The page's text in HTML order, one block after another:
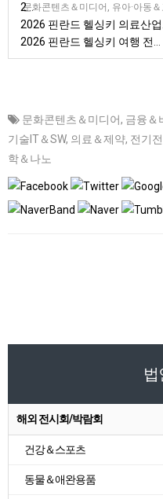
문화콘텐츠＆미디어, 유아·아
2026 핀란드 헬싱키 교육 전시회 [EDUCA]
2026 핀란드 헬싱키 의료산업 전시회 [Doctor]
2026 핀란드 헬싱키 여행 전시회 [Matka]
문화콘텐츠＆미디어, 금융＆
기술IT＆SW, 의료＆제약, 전기
학＆나노
해외 전시회/박람회
건강＆스포츠
동물＆애완용품